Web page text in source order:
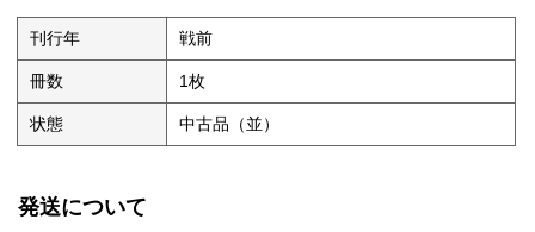
刊行年 戦前
冊数 1枚
状態 中古品（並）
発送について